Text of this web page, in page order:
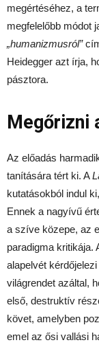
megértéséhez, a
megfelelőbb módot
„humanizmusról”
Heidegger azt írja,
pásztora.
Megőrizni
Az előadás
tanítására tért ki. A
kutatásokból indul
Ennek a nagyívű
a szíve közepe, az
paradigma kritikája.
alapelvét
világrendet azáltal,
első, destruktív
követ, amelyben
emel az ősi vallási